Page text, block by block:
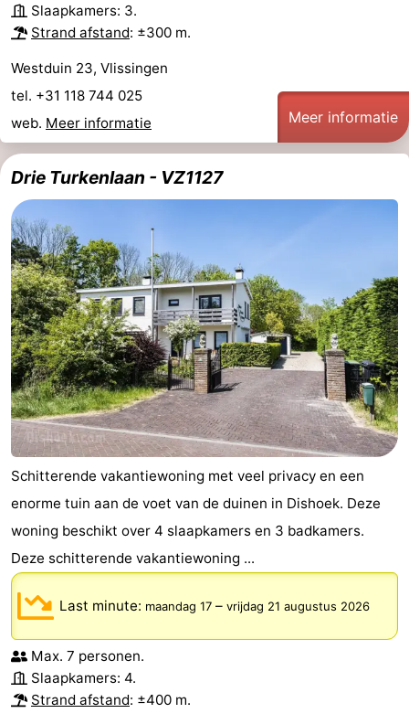
Slaapkamers: 3.
Strand afstand: ±300 m.
Westduin 23, Vlissingen
tel. +31 118 744 025
web. Meer informatie Meer informatie
Drie Turkenlaan - VZ1127
Schitterende vakantiewoning met veel privacy en een
enorme tuin aan de voet van de duinen in Dishoek. Deze
woning beschikt over 4 slaapkamers en 3 badkamers.
Deze schitterende vakantiewoning ...
Last minute: maandag 17 – vrijdag 21 augustus 2026
Max. 7 personen.
Slaapkamers: 4.
Strand afstand: ±400 m.